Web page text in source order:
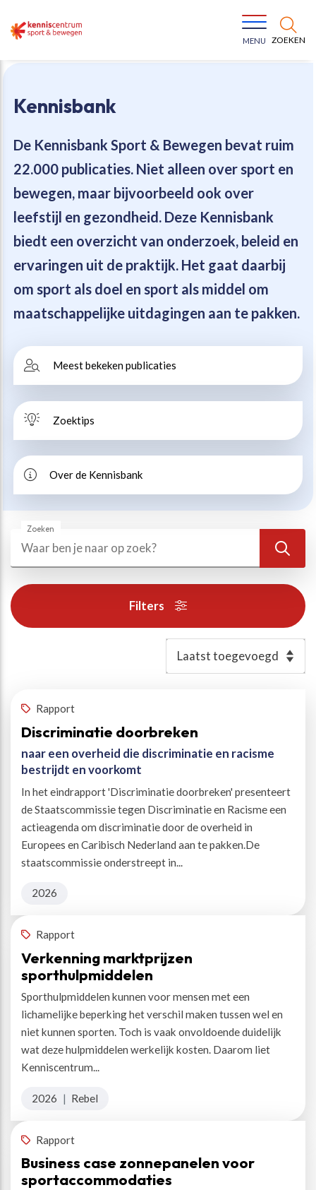
ZOEKEN
MENU
Kennisbank
De Kennisbank Sport & Bewegen bevat ruim
22.000 publicaties. Niet alleen over sport en
bewegen, maar bijvoorbeeld ook over
leefstijl en gezondheid. Deze Kennisbank
biedt een overzicht van onderzoek, beleid en
ervaringen uit de praktijk. Het gaat daarbij
om sport als doel en sport als middel om
maatschappelijke uitdagingen aan te pakken.
Meest bekeken publicaties
Zoektips
Over de Kennisbank
Zoeken
Zoeken
Filters
Rapport
Discriminatie doorbreken
naar een overheid die discriminatie en racisme
bestrijdt en voorkomt
In het eindrapport 'Discriminatie doorbreken' presenteert
de Staatscommissie tegen Discriminatie en Racisme een
actieagenda om discriminatie door de overheid in
Europees en Caribisch Nederland aan te pakken.De
staatscommissie onderstreept in...
2026
Rapport
Verkenning marktprijzen
sporthulpmiddelen
Sporthulpmiddelen kunnen voor mensen met een
lichamelijke beperking het verschil maken tussen wel en
niet kunnen sporten. Toch is vaak onvoldoende duidelijk
wat deze hulpmiddelen werkelijk kosten. Daarom liet
Kenniscentrum...
2026 | Rebel
Rapport
Business case zonnepanelen voor
sportaccommodaties
Bewegen voor een gezonde leefstijl
Jeugd in beweging
Vitaal ouder worden
Maatschappelijke waarde
Beweegvriendelijke omgeving
Esports, gaming en gamification
Alle thema’s
Ons team
Onze missie
Onze werkwijze
Organisatie
Werken bij